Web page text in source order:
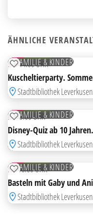
ÄHNLICHE
27
FAMILIE & KINDER
ZUR MERKLISTE HINZUFÜGEN
DO14:00 UHR
Kuscheltierparty.
Stadtbibliothek Leverkusen
18
FAMILIE & KINDER
ZUR MERKLISTE HINZUFÜGEN
DI15:00 UHR
Disney-Quiz ab 10
Stadtbibliothek Leverkusen
12
FAMILIE & KINDER
ZUR MERKLISTE HINZUFÜGEN
MI16:00 UHR
Basteln mit Gaby und
Stadtbibliothek Leverkusen